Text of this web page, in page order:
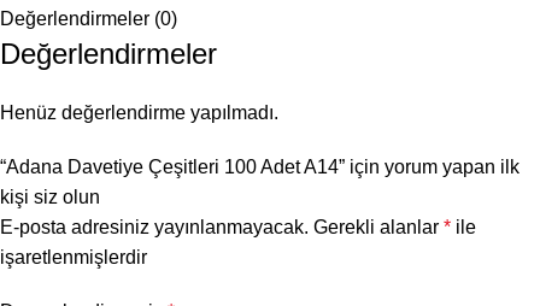
Değerlendirmeler (0)
Değerlendirmeler
Henüz değerlendirme yapılmadı.
“Adana Davetiye Çeşitleri 100 Adet A14” için yorum yapan ilk
kişi siz olun
E-posta adresiniz yayınlanmayacak. Gerekli alanlar * ile
işaretlenmişlerdir